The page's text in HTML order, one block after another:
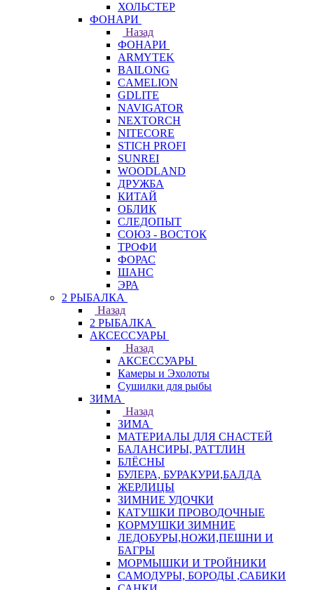
ХОЛЬСТЕР
ФОНАРИ
Назад
ФОНАРИ
ARMYTEK
BAILONG
CAMELION
GDLITE
NAVIGATOR
NEXTORCH
NITECORE
STICH PROFI
SUNREI
WOODLAND
ДРУЖБА
КИТАЙ
ОБЛИК
СЛЕДОПЫТ
СОЮЗ - ВОСТОК
ТРОФИ
ФОРАС
ШАНС
ЭРА
2 РЫБАЛКА
Назад
2 РЫБАЛКА
АКСЕССУАРЫ
Назад
АКСЕССУАРЫ
Камеры и Эхолоты
Сушилки для рыбы
ЗИМА
Назад
ЗИМА
МАТЕРИАЛЫ ДЛЯ СНАСТЕЙ
БАЛАНСИРЫ, РАТТЛИН
БЛЁСНЫ
БУЛЕРА, БУРАКУРИ,БАЛДА
ЖЕРЛИЦЫ
ЗИМНИЕ УДОЧКИ
КАТУШКИ ПРОВОДОЧНЫЕ
КОРМУШКИ ЗИМНИЕ
ЛЕДОБУРЫ,НОЖИ,ПЕШНИ И
БАГРЫ
МОРМЫШКИ И ТРОЙНИКИ
САМОДУРЫ, БОРОДЫ ,САБИКИ